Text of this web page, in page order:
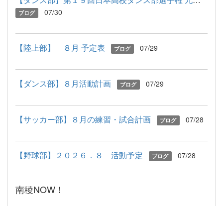
ブログ 07/30
【陸上部】 ８月 予定表 ブログ 07/29
【ダンス部】８月活動計画 ブログ 07/29
【サッカー部】８月の練習・試合計画 ブログ 07/28
【野球部】２０２６．８ 活動予定 ブログ 07/28
南稜NOW！